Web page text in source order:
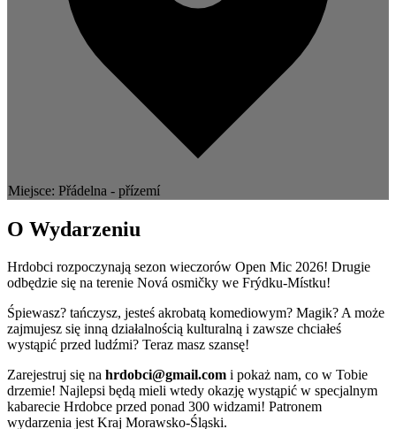
Miejsce: Přádelna - přízemí
O Wydarzeniu
Hrdobci rozpoczynają sezon wieczorów Open Mic 2026! Drugie
odbędzie się na terenie Nová osmičky we Frýdku-Místku!
Śpiewasz? tańczysz, jesteś akrobatą komediowym? Magik? A może
zajmujesz się inną działalnością kulturalną i zawsze chciałeś
wystąpić przed ludźmi? Teraz masz szansę!
Zarejestruj się na hrdobci@gmail.com i pokaż nam, co w Tobie
drzemie! Najlepsi będą mieli wtedy okazję wystąpić w specjalnym
kabarecie Hrdobce przed ponad 300 widzami! Patronem
wydarzenia jest Kraj Morawsko-Śląski.